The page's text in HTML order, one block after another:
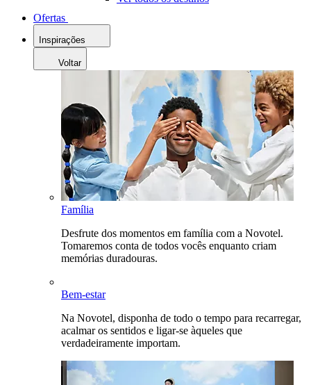
Ofertas
Inspirações
Voltar
Família
Desfrute dos momentos em família com a Novotel.
Tomaremos conta de todos vocês enquanto criam
memórias duradouras.
Bem-estar
Na Novotel, disponha de todo o tempo para recarregar,
acalmar os sentidos e ligar-se àqueles que
verdadeiramente importam.